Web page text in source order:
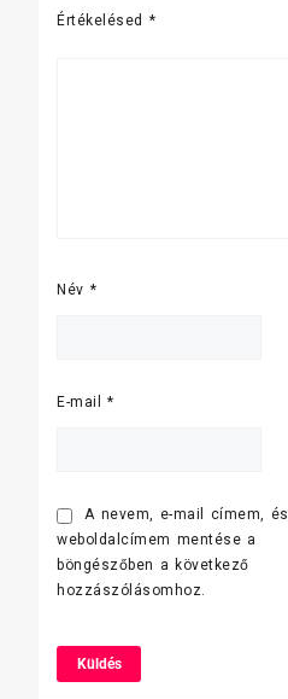
Értékelésed *
Név *
E-mail*
A nevem, e-mail címem, és
weboldalcímem mentése a
böngészőben a következő
hozzászólásomhoz.